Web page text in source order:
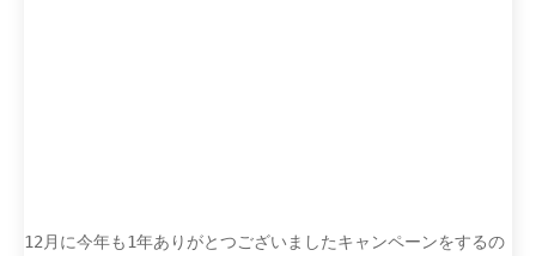
12月に今年も1年ありがとつございましたキャンペーンをするの